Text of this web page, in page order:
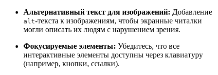
Альтернативный текст для изображений: Добавление
alt-текста к изображениям, чтобы экранные читалки
могли описать их людям с нарушением зрения.
Фокусируемые элементы: Убедитесь, что все
интерактивные элементы доступны через клавиатуру
(например, кнопки, ссылки).